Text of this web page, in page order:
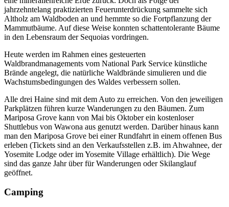
jahrzehntelang praktizierten Feuerunterdrückung sammelte sich
Altholz am Waldboden an und hemmte so die Fortpflanzung der
Mammutbäume. Auf diese Weise konnten schattentolerante Bäume
in den Lebensraum der Sequoias vordringen.
Heute werden im Rahmen eines gesteuerten
Waldbrandmanagements vom National Park Service künstliche
Brände angelegt, die natürliche Waldbrände simulieren und die
Wachstumsbedingungen des Waldes verbessern sollen.
Alle drei Haine sind mit dem Auto zu erreichen. Von den jeweiligen
Parkplätzen führen kurze Wanderungen zu den Bäumen. Zum
Mariposa Grove kann von Mai bis Oktober ein kostenloser
Shuttlebus von Wawona aus genutzt werden. Darüber hinaus kann
man den Mariposa Grove bei einer Rundfahrt in einem offenen Bus
erleben (Tickets sind an den Verkaufsstellen z.B. im Ahwahnee, der
Yosemite Lodge oder im Yosemite Village erhältlich). Die Wege
sind das ganze Jahr über für Wanderungen oder Skilanglauf
geöffnet.
Camping